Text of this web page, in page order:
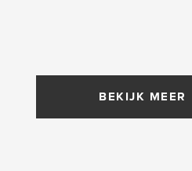
BEKIJK MEER